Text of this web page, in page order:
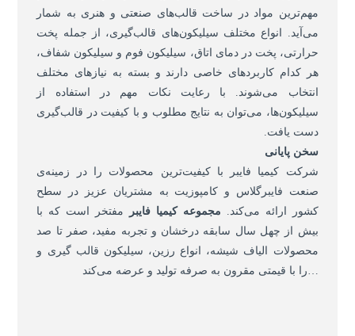
مهم‌ترین مواد در ساخت قالب‌های صنعتی و هنری به شمار
می‌آید. انواع مختلف سیلیکون‌های قالب‌گیری، از جمله پخت
حرارتی، پخت در دمای اتاق، سیلیکون فوم و سیلیکون شفاف،
هر کدام کاربردهای خاصی دارند و بسته به نیازهای مختلف
انتخاب می‌شوند. با رعایت نکات مهم در استفاده از
سیلیکون‌ها، می‌توان به نتایج مطلوب و با کیفیت در قالب‌گیری
دست یافت.
سخن پایانی
شرکت کیمیا فایبر با کیفیت‌ترین محصولات را در زمینه‌ی
صنعت فایبرگلاس و کامپوزیت به مشتریان عزیز در سطح
کشور ارائه می‌کند. مجموعه کیمیا فایبر
مفتخر است که با
بیش از چهل سال سابقه درخشان و تجربه مفید، صفر تا صد
محصولات الیاف شیشه، انواع رزین، سیلیکون قالب گیری و
…را با قیمتی مقرون به صرفه تولید و عرضه می‌کند